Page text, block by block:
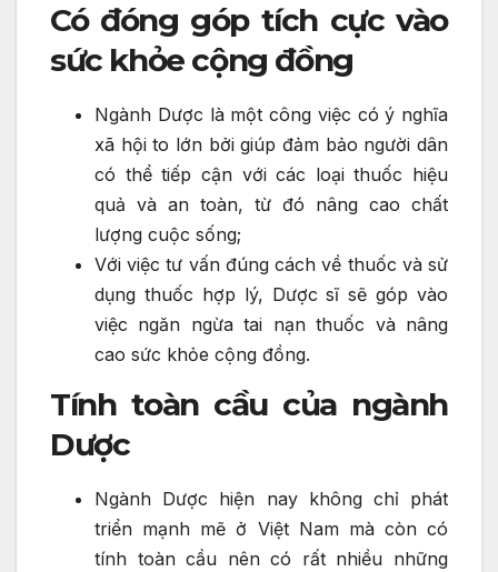
Có đóng góp tích cực vào
sức khỏe cộng đồng
Ngành Dược là một công việc có ý nghĩa
xã hội to lớn bởi giúp đảm bảo người dân
có thể tiếp cận với các loại thuốc hiệu
quả và an toàn, từ đó nâng cao chất
lượng cuộc sống;
Với việc tư vấn đúng cách về thuốc và sử
dụng thuốc hợp lý, Dược sĩ sẽ góp vào
việc ngăn ngừa tai nạn thuốc và nâng
cao sức khỏe cộng đồng.
Tính toàn cầu của ngành
Dược
Ngành Dược hiện nay không chỉ phát
triển mạnh mẽ ở Việt Nam mà còn có
tính toàn cầu nên có rất nhiều những